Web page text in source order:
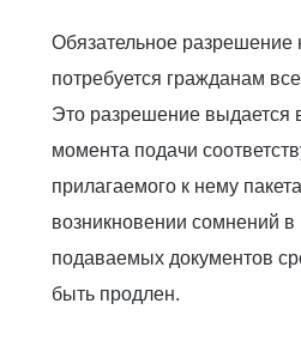
Обязательное разрешение
потребуется гражданам
Это разрешение выдается
момента подачи
прилагаемого к нему
возникновении сомнений в
подаваемых документов
быть продлен.